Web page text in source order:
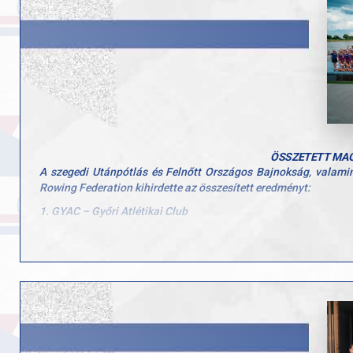
ÖSSZETETT
A szegedi Utánpótlás és Felnőtt Országos Bajnokság,
Rowing Federation kihirdette az összesített eredményt:
1. GYAC – Győri Atlétikai Club
3. Budapest Evezős Egylet
Hatalmas gratuláció jár minden sportolónknak és edzőnknek,
Vezetőedző: Dr. Alföldi Zoltán